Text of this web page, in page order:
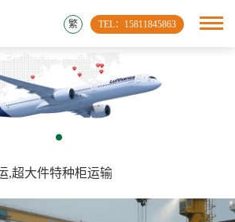
TEL：15811845863
繁
,超大件特种柜运输